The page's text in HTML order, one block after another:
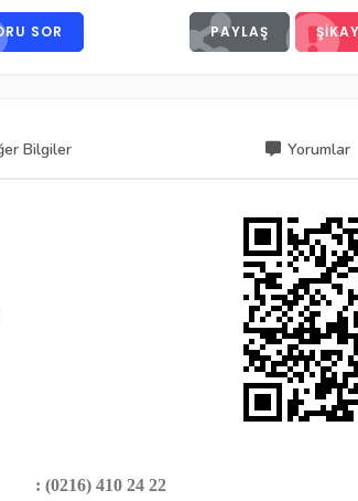
SOR PAYLAŞ
Bilgiler Yorumlar
: (0216) 410 24 22